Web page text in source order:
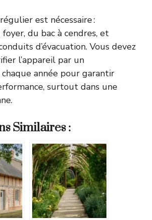
est nécessaire :
du bac à cendres, et
d’évacuation. Vous devez
l’appareil par un
année pour garantir
surtout dans une
Similaires :